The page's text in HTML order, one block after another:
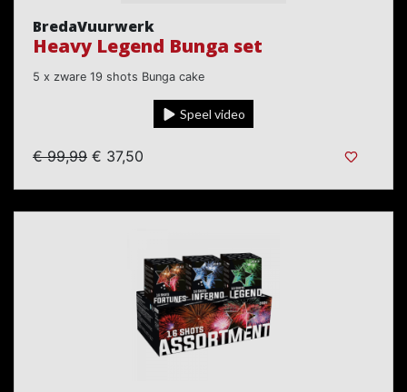
BredaVuurwerk
Heavy Legend Bunga set
5 x zware 19 shots Bunga cake
Speel video
€ 99,99 € 37,50